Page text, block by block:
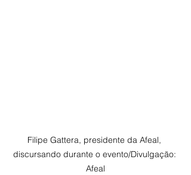
Filipe Gattera, presidente da Afeal,
discursando durante o evento/Divulgação:
Afeal